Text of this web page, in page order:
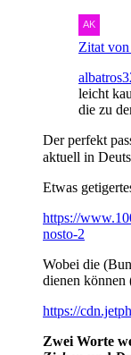
Zitat
leicht
die zu
Der perfekt
aktuell in
Etwas
https://
nosto-2
Wobei die
dienen können
https://
Zwei Worte